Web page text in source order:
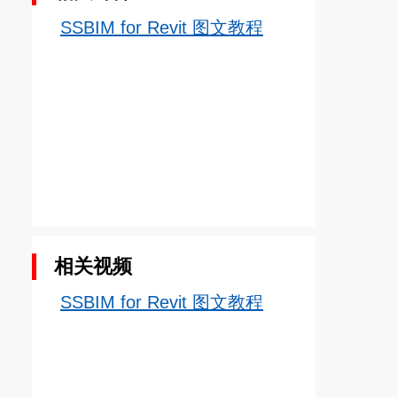
SSBIM for Revit 图文教程
相关视频
SSBIM for Revit 图文教程